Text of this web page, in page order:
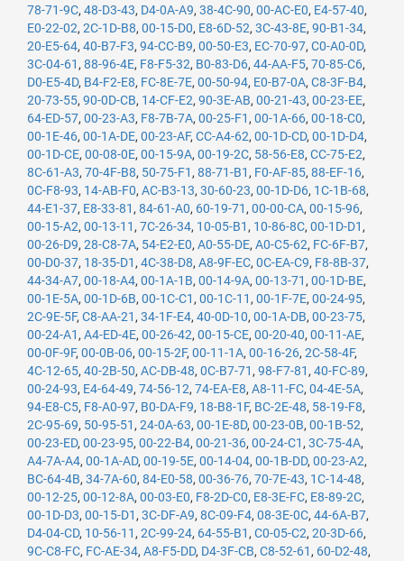
78-71-9C, 48-D3-43, D4-0A-A9, 38-4C-90, 00-AC-E0, E4-57-40,
E0-22-02, 2C-1D-B8, 00-15-D0, E8-6D-52, 3C-43-8E, 90-B1-34,
20-E5-64, 40-B7-F3, 94-CC-B9, 00-50-E3, EC-70-97, C0-A0-0D,
3C-04-61 , 88-96-4E, F8-F5-32, B0-83-D6, 44-AA-F5, 70-85-C6,
D0-E5-4D, B4-F2-E8, FC-8E-7E, 00-50-94, E0-B7-0A, C8-3F-B4,
20-73-55, 90-0D-CB, 14-CF-E2, 90-3E-AB, 00-21-43, 00-23-EE,
64-ED-57, 00-23-A3, F8-7B-7A, 00-25-F1 , 00-1A-66, 00-18-C0,
00-1E-46, 00-1A-DE, 00-23-AF, CC-A4-62, 00-1D-CD, 00-1D-D4,
00-1D-CE, 00-08-0E, 00-15-9A, 00-19-2C, 58-56-E8, CC-75-E2,
8C-61-A3, 70-4F-B8, 50-75-F1 , 88-71-B1 , F0-AF-85, 88-EF-16,
0C-F8-93, 14-AB-F0, AC-B3-13, 30-60-23, 00-1D-D6, 1C-1B-68,
44-E1-37, E8-33-81 , 84-61-A0, 60-19-71 , 00-00-CA, 00-15-96,
00-15-A2, 00-13-11 , 7C-26-34, 10-05-B1 , 10-86-8C, 00-1D-D1 ,
00-26-D9, 28-C8-7A, 54-E2-E0, A0-55-DE, A0-C5-62, FC-6F-B7,
00-D0-37, 18-35-D1 , 4C-38-D8, A8-9F-EC, 0C-EA-C9, F8-8B-37,
44-34-A7, 00-18-A4, 00-1A-1B, 00-14-9A, 00-13-71 , 00-1D-BE,
00-1E-5A, 00-1D-6B, 00-1C-C1 , 00-1C-11 , 00-1F-7E, 00-24-95,
2C-9E-5F, C8-AA-21 , 34-1F-E4, 40-0D-10, 00-1A-DB, 00-23-75,
00-24-A1 , A4-ED-4E, 00-26-42, 00-15-CE, 00-20-40, 00-11-AE,
00-0F-9F, 00-0B-06, 00-15-2F, 00-11-1A, 00-16-26, 2C-58-4F,
4C-12-65, 40-2B-50, AC-DB-48, 0C-B7-71 , 98-F7-81 , 40-FC-89,
00-24-93, E4-64-49, 74-56-12, 74-EA-E8, A8-11-FC, 04-4E-5A,
94-E8-C5, F8-A0-97, B0-DA-F9, 18-B8-1F, BC-2E-48, 58-19-F8,
2C-95-69, 50-95-51 , 24-0A-63, 00-1E-8D, 00-23-0B, 00-1B-52,
00-23-ED, 00-23-95, 00-22-B4, 00-21-36, 00-24-C1 , 3C-75-4A,
A4-7A-A4, 00-1A-AD, 00-19-5E, 00-14-04, 00-1B-DD, 00-23-A2,
BC-64-4B, 34-7A-60, 84-E0-58, 00-36-76, 70-7E-43, 1C-14-48,
00-12-25, 00-12-8A, 00-03-E0, F8-2D-C0, E8-3E-FC, E8-89-2C,
00-1D-D3, 00-15-D1 , 3C-DF-A9, 8C-09-F4, 08-3E-0C, 44-6A-B7,
D4-04-CD, 10-56-11 , 2C-99-24, 64-55-B1 , C0-05-C2, 20-3D-66,
9C-C8-FC, FC-AE-34, A8-F5-DD, D4-3F-CB, C8-52-61 , 60-D2-48,